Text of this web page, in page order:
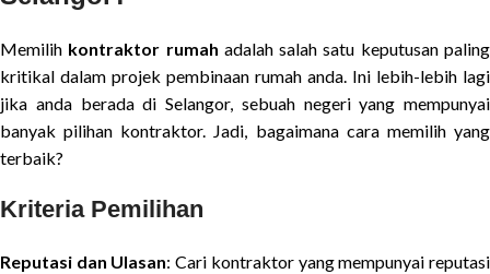
Memilih kontraktor rumah adalah salah satu keputusan paling
kritikal dalam projek pembinaan rumah anda. Ini lebih-lebih lagi
jika anda berada di Selangor, sebuah negeri yang mempunyai
banyak pilihan kontraktor. Jadi, bagaimana cara memilih yang
terbaik?
Kriteria Pemilihan
Reputasi dan Ulasan: Cari kontraktor yang mempunyai reputasi